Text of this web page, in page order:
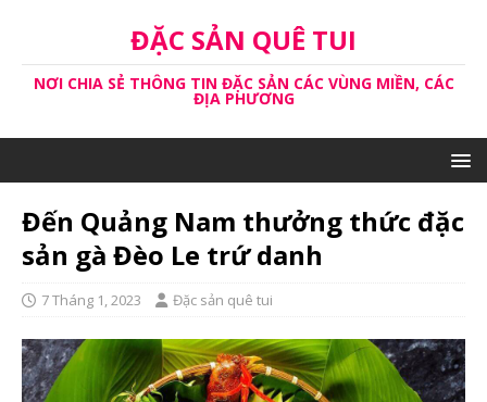
ĐẶC SẢN QUÊ TUI
NƠI CHIA SẺ THÔNG TIN ĐẶC SẢN CÁC VÙNG MIỀN, CÁC
ĐỊA PHƯƠNG
Đến Quảng Nam thưởng thức đặc
sản gà Đèo Le trứ danh
7 Tháng 1, 2023 Đặc sản quê tui